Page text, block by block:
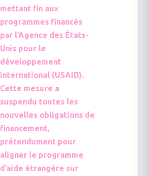
mettant fin aux
programmes financés
par l’Agence des États-
Unis pour le
développement
international (USAID).
Cette mesure a
suspendu toutes les
nouvelles obligations de
financement,
prétendument pour
aligner le programme
d’aide étrangère sur